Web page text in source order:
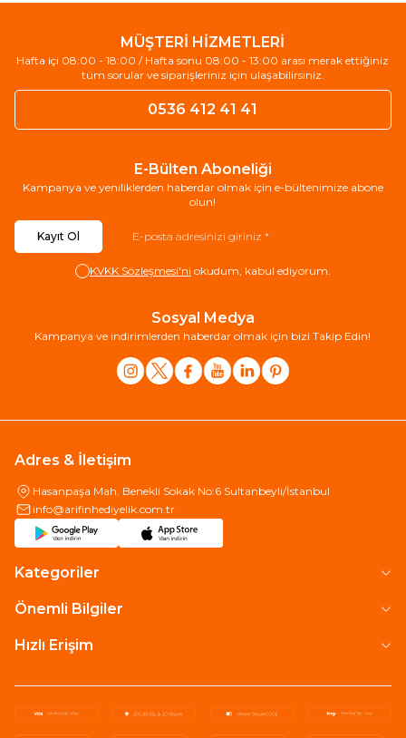
MÜŞTERİ HİZMETLERİ
Hafta içi 08:00 - 18:00 / Hafta sonu 08:00 - 13:00 arası merak ettiğiniz
tüm sorular ve siparişleriniz için ulaşabilirsiniz.
0536 412 41 41
E-Bülten Aboneliği
Kampanya ve yeniliklerden haberdar olmak için e-bültenimize abone
olun!
Kayıt Ol
KVKK Sözleşmesi'ni okudum, kabul ediyorum.
Sosyal Medya
Kampanya ve indirimlerden haberdar olmak için bizi Takip Edin!
Adres & İletişim
Hasanpaşa Mah. Benekli Sokak No:6 Sultanbeyli/İstanbul
info@arifinhediyelik.com.tr
Kategoriler
Önemli Bilgiler
Hızlı Erişim